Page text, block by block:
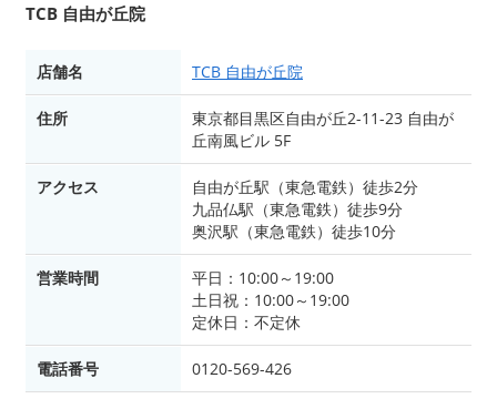
TCB 自由が丘院
店舗名 TCB 自由が丘院
住所
東京都目黒区自由が丘2-11-23 自由が
丘南風ビル 5F
アクセス
自由が丘駅（東急電鉄）徒歩2分
九品仏駅（東急電鉄）徒歩9分
奥沢駅（東急電鉄）徒歩10分
営業時間
平日：10:00～19:00
土日祝：10:00～19:00
定休日：不定休
電話番号 0120-569-426